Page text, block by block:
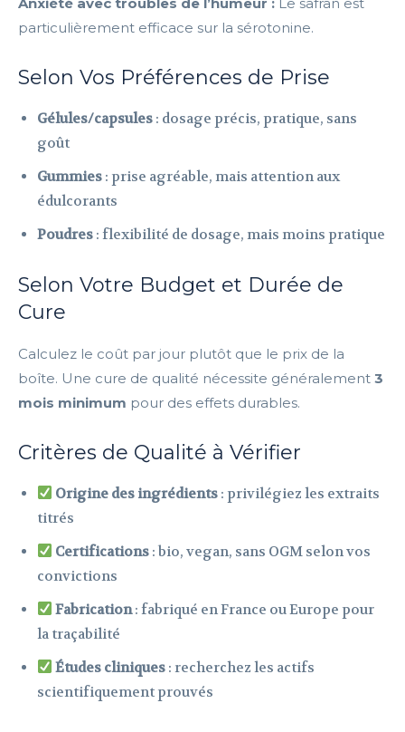
particulièrement efficace sur la sérotonine.
Selon Vos Préférences de Prise
Gélules/capsules : dosage précis, pratique, sans
goût
Gummies : prise agréable, mais attention aux
édulcorants
Poudres : flexibilité de dosage, mais moins pratique
Selon Votre Budget et Durée de
Cure
Calculez le coût par jour plutôt que le prix de la
boîte. Une cure de qualité nécessite généralement 3
mois minimum pour des effets durables.
Critères de Qualité à Vérifier
Origine des ingrédients : privilégiez les extraits
titrés
Certifications : bio, vegan, sans OGM selon vos
convictions
Fabrication: fabriqué en France ou Europe pour
la traçabilité
Études cliniques : recherchez les actifs
scientifiquement prouvés